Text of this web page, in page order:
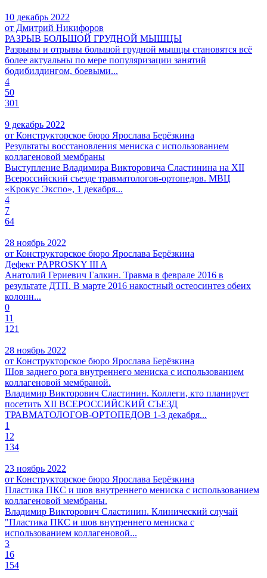
10 декабрь 2022
от Дмитрий Никифоров
РАЗРЫВ БОЛЬШОЙ ГРУДНОЙ МЫШЦЫ
Разрывы и отрывы большой грудной мышцы становятся всё
более актуальны по мере популяризации занятий
бодибилдингом, боевыми...
4
50
301
9 декабрь 2022
от Конструкторское бюро Ярослава Берёзкина
Результаты восстановления мениска с использованием
коллагеновой мембраны
Выступление Владимира Викторовича Сластинина на XII
Всероссийский съезде травматологов-ортопедов. МВЦ
«Крокус Экспо», 1 декабря...
4
7
64
28 ноябрь 2022
от Конструкторское бюро Ярослава Берёзкина
Дефект PAPROSKY III A
Анатолий Гериевич Галкин. Травма в феврале 2016 в
результате ДТП. В марте 2016 накостный остеосинтез обеих
колонн...
0
11
121
28 ноябрь 2022
от Конструкторское бюро Ярослава Берёзкина
Шов заднего рога внутреннего мениска с использованием
коллагеновой мембраной.
Владимир Викторович Сластинин. Коллеги, кто планирует
посетить XII ВСЕРОССИЙСКИЙ СЪЕЗД
ТРАВМАТОЛОГОВ-ОРТОПЕДОВ 1-3 декабря...
1
12
134
23 ноябрь 2022
от Конструкторское бюро Ярослава Берёзкина
Пластика ПКС и шов внутреннего мениска с использованием
коллагеновой мембраны.
Владимир Викторович Сластинин. Клинический случай
"Пластика ПКС и шов внутреннего мениска с
использованием коллагеновой...
3
16
154